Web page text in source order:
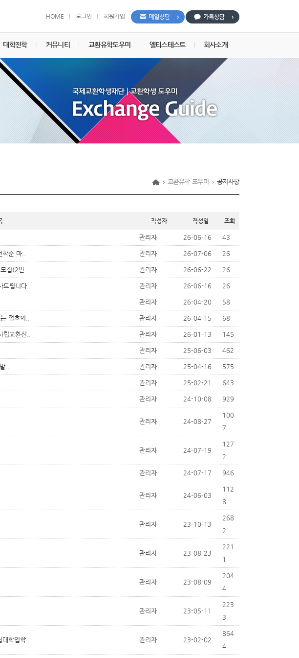
HOME 로그인 회원가입
대학진학 커뮤니티 교환유학도우미 엘티스테스트 회사소개
교환유학 도우미 공지사항
작성자 작성일 조회
관리자 26-06-16 43
순 마.. 관리자 26-07-06 26
집(2만.. 관리자 26-06-22 26
립니다.. 관리자 26-06-16 26
관리자 26-04-20 58
절호의.. 관리자 26-04-15 68
교환신.. 관리자 26-01-13 145
관리자 25-06-03 462
.. 관리자 25-04-16 575
관리자 25-02-21 643
관리자 24-10-08 929
관리자 24-08-27
100
7
관리자 24-07-19
127
2
관리자 24-07-17 946
관리자 24-06-03
112
8
관리자 23-10-13
268
2
관리자 23-08-23
221
1
관리자 23-08-09
204
4
관리자 23-05-11
223
3
학입학.. 관리자 23-02-02
864
4